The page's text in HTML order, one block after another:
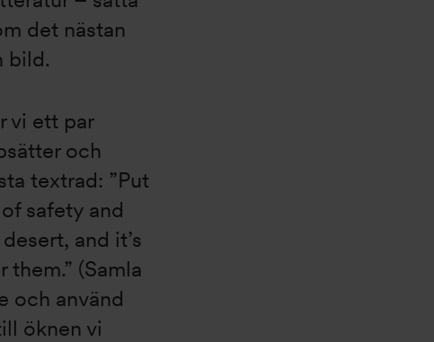
det nästan
bild.
vi ett par
och
textrad: ”Put
safety and
and it’s
(Samla
och använd
öknen vi